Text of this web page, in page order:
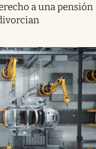
a una pensión